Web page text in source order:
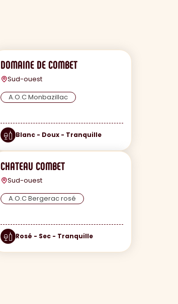
DOMAINE DE COMBET
Sud-ouest
A.O.C Monbazillac
Blanc - Doux - Tranquille
CHATEAU COMBET
Sud-ouest
A.O.C Bergerac rosé
Rosé - Sec - Tranquille